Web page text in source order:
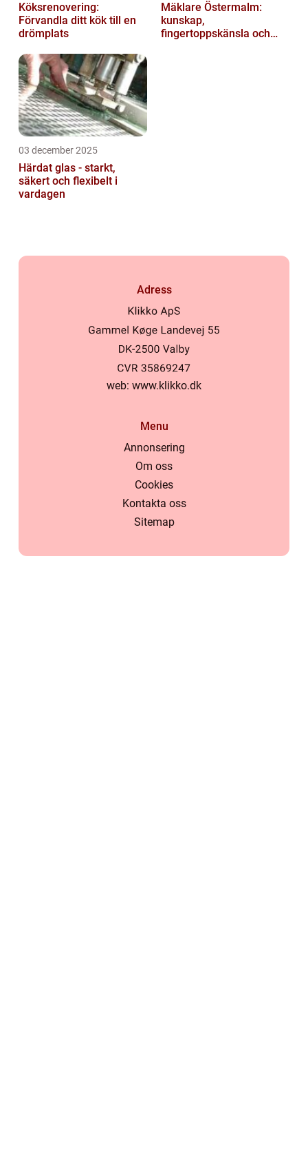
Köksrenovering:
Förvandla ditt kök till en
drömplats
Mäklare Östermalm:
kunskap,
fingertoppskänsla och
03 december 2025
Härdat glas - starkt,
säkert och flexibelt i
vardagen
Adress
web: www.klikko.dk
Menu
Annonsering
Om oss
Cookies
Kontakta oss
Sitemap